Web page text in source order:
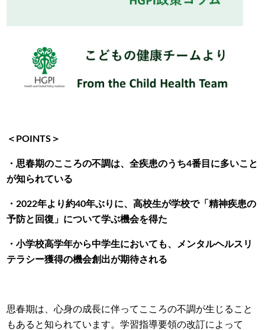
＜POINTS＞
・思春期のこころの不調は、全疾患のうち4番目に多いこと
が知られている
・2022年より約40年ぶりに、高校生が学校で「精神疾患の
予防と回復」について学ぶ機会を得た
・小学校高学年から中学生においても、メンタルヘルスリ
テラシー獲得の機会創出が期待される
思春期は、心身の成長に伴ってこころの不調が生じること
もあると知られています。学習指導要領の改訂によって